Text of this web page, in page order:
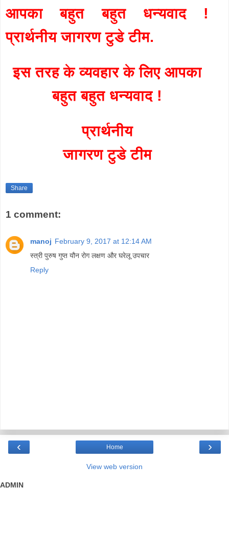
आपका बहुत बहुत धन्यवाद !
प्रार्थनीय जागरण टुडे टीम.
इस तरह के व्यवहार के लिए आपका
बहुत बहुत धन्यवाद !
प्रार्थनीय
जागरण टुडे टीम
Share
1 comment:
manoj February 9, 2017 at 12:14 AM
स्त्री पुरुष गुप्त यौन रोग लक्षण और घरेलू उपचार
Reply
‹ ›
Home
View web version
ADMIN